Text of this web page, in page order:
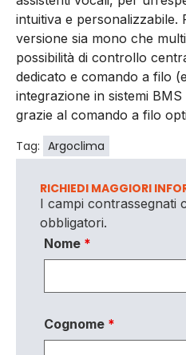
intuitiva e personalizzabile.
versione sia mono che
possibilità di controllo
dedicato e comando a filo
integrazione in sistemi
grazie al comando a filo
Tag: Argoclima
RICHIEDI MAGGIORI
I campi contrassegnati
obbligatori.
Nome *
Cognome *